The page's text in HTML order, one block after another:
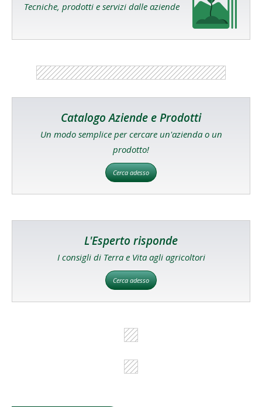
Tecniche, prodotti e servizi dalle aziende
Catalogo Aziende e Prodotti
Un modo semplice per cercare un'azienda o un
prodotto!
Cerca adesso
L'Esperto risponde
I consigli di Terra e Vita agli agricoltori
Cerca adesso